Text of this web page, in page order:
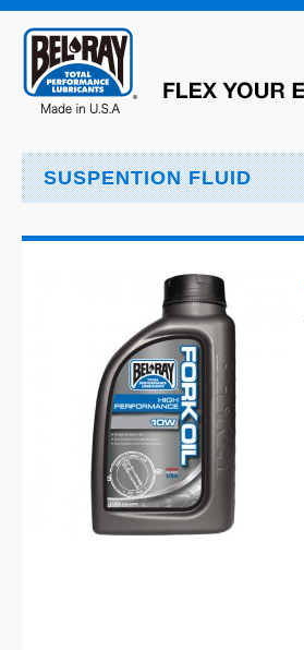
SUSPENTION FLUID